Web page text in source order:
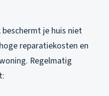
je huis niet
reparatiekosten en
Regelmatig